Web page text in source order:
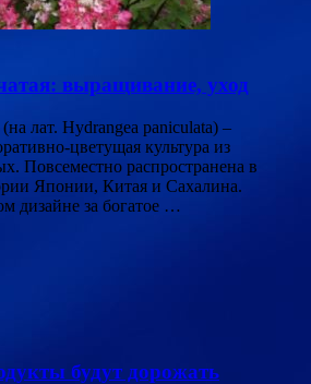
выращивание, уход
(на лат. Hydrangea paniculata) –
цветущая культура из
Повсеместно распространена в
Японии, Китая и Сахалина.
дизайне за богатое …
будут дорожать